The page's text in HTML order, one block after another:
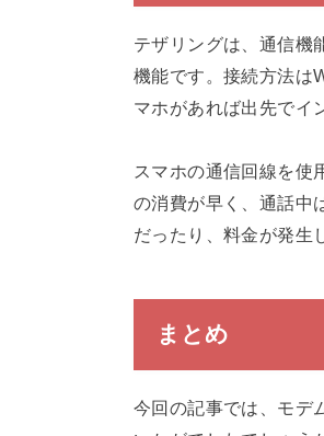
テザリングは、通信機
機能です。接続方法は
マホがあれば出先でイ
スマホの通信回線を使
の消費が早く、通話中
だったり、料金が発生
まとめ
今回の記事では、モデ